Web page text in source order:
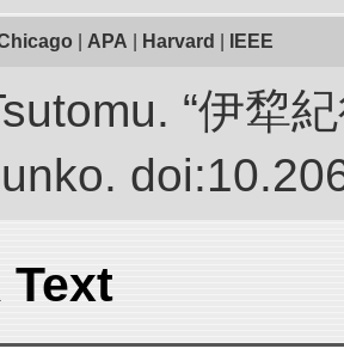
APA Harvard IEEE
“伊犂
Text